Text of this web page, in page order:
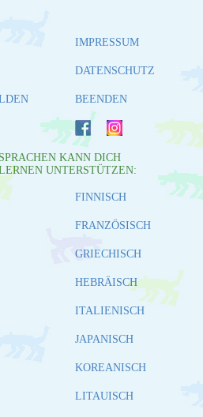
IMPRESSUM
DATENSCHUTZ
BEENDEN
KANN DICH
UNTERSTÜTZEN:
FINNISCH
FRANZÖSISCH
GRIECHISCH
HEBRÄISCH
ITALIENISCH
JAPANISCH
KOREANISCH
LITAUISCH